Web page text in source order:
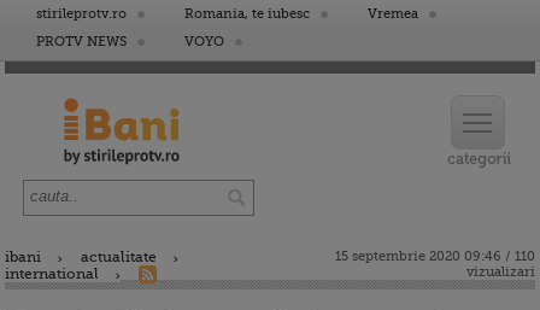
stirileprotv.ro Romania, te iubesc
Vremea
PROTV NEWS
VOYO
ibani
actualitate
international
15 septembrie 2020 09:46 / 110
vizualizari